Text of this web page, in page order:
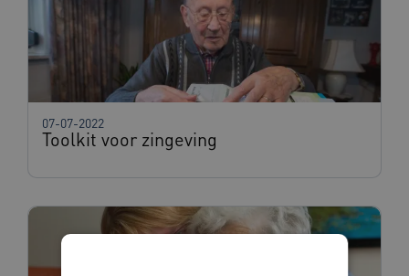
Toolkit voor zingeving
07-07-2022